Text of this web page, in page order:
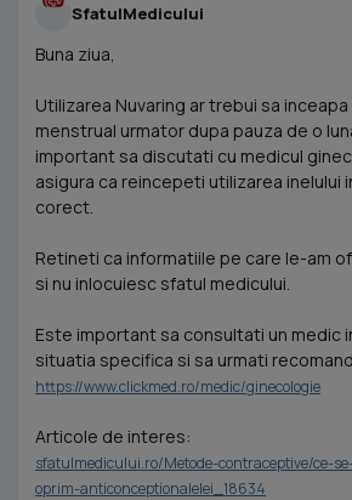
SfatulMedicului
Buna ziua,
Utilizarea Nuvaring ar trebui sa inceapa
menstrual urmator dupa pauza de o
important sa discutati cu medicul
asigura ca reincepeti utilizarea inelului
corect.
Retineti ca informatiile pe care le-am
si nu inlocuiesc sfatul medicului.
Este important sa consultati un medic
situatia specifica si sa urmati
https://www.clickmed.ro/medic/ginecologie
Articole de interes:
sfatulmedicului.ro/Metode-contraceptive/ce-
oprim-anticonceptionalelei_18634